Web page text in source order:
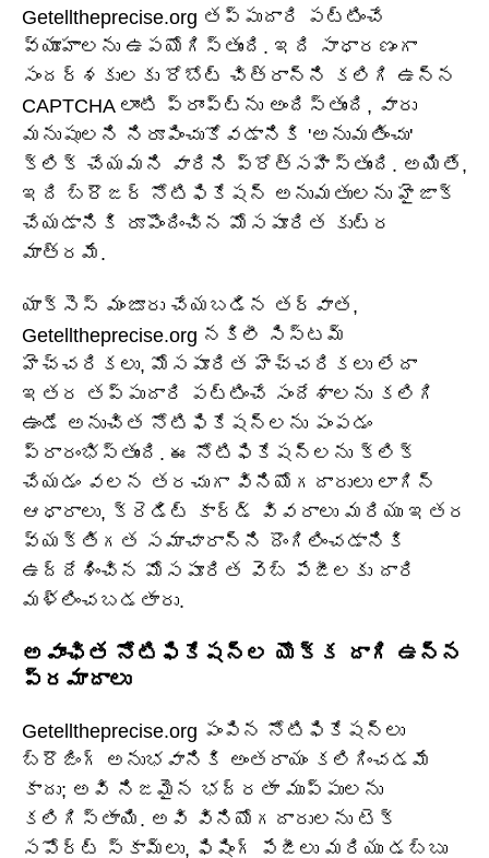
Getelltheprecise.org తప్పుదారి పట్టించే
వ్యూహాలను ఉపయోగిస్తుంది. ఇది సాధారణంగా
సందర్శకులకు రోబోట్ చిత్రాన్ని కలిగి ఉన్న
CAPTCHA లాంటి ప్రాంప్ట్‌ను అందిస్తుంది, వారు
మనుషులని నిరూపించుకోవడానికి 'అనుమతించు'
క్లిక్ చేయమని వారిని ప్రోత్సహిస్తుంది. అయితే,
ఇది బ్రౌజర్ నోటిఫికేషన్ అనుమతులను హైజాక్
చేయడానికి రూపొందించిన మోసపూరిత కుట్ర
మాత్రమే.
యాక్సెస్ మంజూరు చేయబడిన తర్వాత,
Getelltheprecise.org నకిలీ సిస్టమ్
హెచ్చరికలు, మోసపూరిత హెచ్చరికలు లేదా
ఇతర తప్పుదారి పట్టించే సందేశాలను కలిగి
ఉండే అనుచిత నోటిఫికేషన్‌లను పంపడం
ప్రారంభిస్తుంది. ఈ నోటిఫికేషన్‌లను క్లిక్
చేయడం వలన తరచుగా వినియోగదారులు లాగిన్
ఆధారాలు, క్రెడిట్ కార్డ్ వివరాలు మరియు ఇతర
వ్యక్తిగత సమాచారాన్ని దొంగిలించడానికి
ఉద్దేశించిన మోసపూరిత వెబ్ పేజీలకు దారి
మళ్లించబడతారు.
అవాంఛిత నోటిఫికేషన్ల యొక్క దాగి ఉన్న
ప్రమాదాలు
Getelltheprecise.org పంపిన నోటిఫికేషన్‌లు
బ్రౌజింగ్ అనుభవానికి అంతరాయం కలిగించడమే
కాదు; అవి నిజమైన భద్రతా ముప్పులను
కలిగిస్తాయి. అవి వినియోగదారులను టెక్
సపోర్ట్ స్కామ్‌లు, ఫిషింగ్ పేజీలు మరియు డబ్బు